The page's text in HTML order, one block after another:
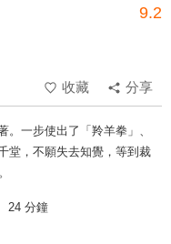
9.2
收藏
分享
一步使出了「羚羊拳」、
堂，不願失去知覺，等到裁
24 分鐘